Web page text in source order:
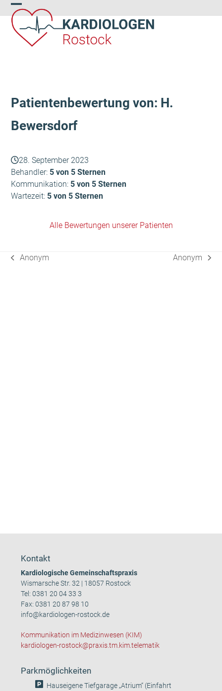
Skip
to
content
Open
mobile
menu
Close
mobile
menu
Patientenbewertung von: H.
Bewersdorf
28. September 2023
Behandler: 5 von 5 Sternen
Kommunikation: 5 von 5 Sternen
Wartezeit: 5 von 5 Sternen
Alle Bewertungen unserer Patienten
vorheriger
Anonym
Nächster
Anonym
Kontakt
Kardiologische Gemeinschaftspraxis
Wismarsche Str. 32 | 18057 Rostock
Tel:0381 20 04 33 3
Fax: 0381 20 87 98 10
info@kardiologen-rostock.de
Kommunikation im Medizinwesen (KIM)
kardiologen-rostock@praxis.tm.kim.telematik
Parkmöglichkeiten
Hauseigene Tiefgarage „Atrium“ (Einfahrt